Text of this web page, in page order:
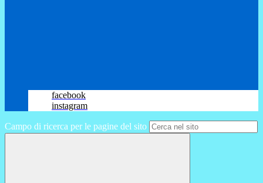
facebook
instagram
Campo di ricerca per le pagine del sito